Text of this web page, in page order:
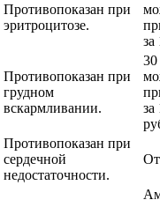
Противопоказан при
эритроцитозе.
за
Противопоказан при
грудном
вскармливании.
30
за
Противопоказан при
сердечной
недостаточности.